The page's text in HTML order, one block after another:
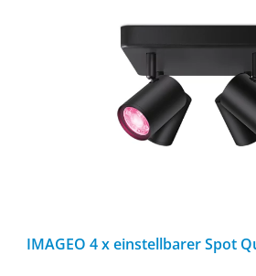
IMAGEO 4 x einstellbarer Spot